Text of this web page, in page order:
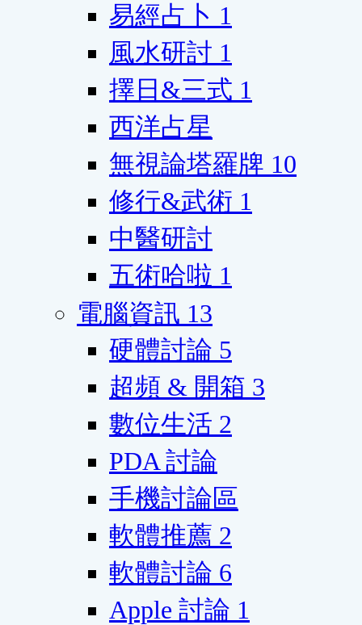
易經占卜 1
風水研討 1
擇日&三式 1
西洋占星
無視論塔羅牌 10
修行&武術 1
中醫研討
五術哈啦 1
電腦資訊 13
硬體討論 5
超頻 & 開箱 3
數位生活 2
PDA 討論
手機討論區
軟體推薦 2
軟體討論 6
Apple 討論 1